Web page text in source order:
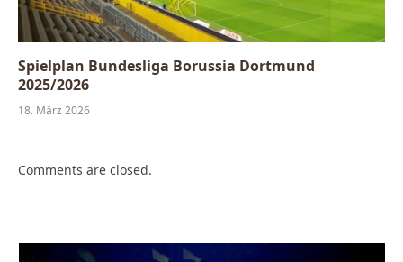
Spielplan Bundesliga Borussia Dortmund
2025/2026
18. März 2026
Comments are closed.